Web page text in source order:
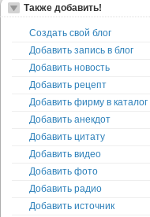
Также добавить!
Создать свой блог
Добавить запись в блог
Добавить новость
Добавить рецепт
Добавить фирму в каталог
Добавить анекдот
Добавить цитату
Добавить видео
Добавить фото
Добавить радио
Добавить источник